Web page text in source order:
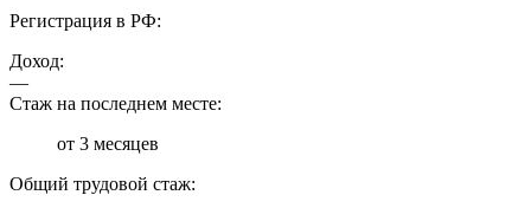
Регистрация в РФ:
Доход:
—
Стаж на последнем месте:
от 3 месяцев
Общий трудовой стаж: